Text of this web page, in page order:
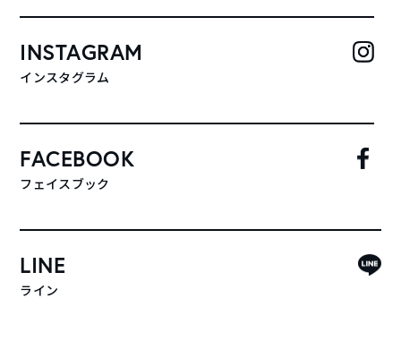
INSTAGRAM
インスタグラム
FACEBOOK
フェイスブック
LINE
ライン